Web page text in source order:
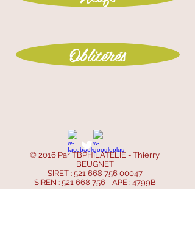
Oblitérés
© 2016 Par TBPHILATELIE - Thierry
BEUGNET
SIRET : 521 668 756 00047
SIREN : 521 668 756- APE : 4799B